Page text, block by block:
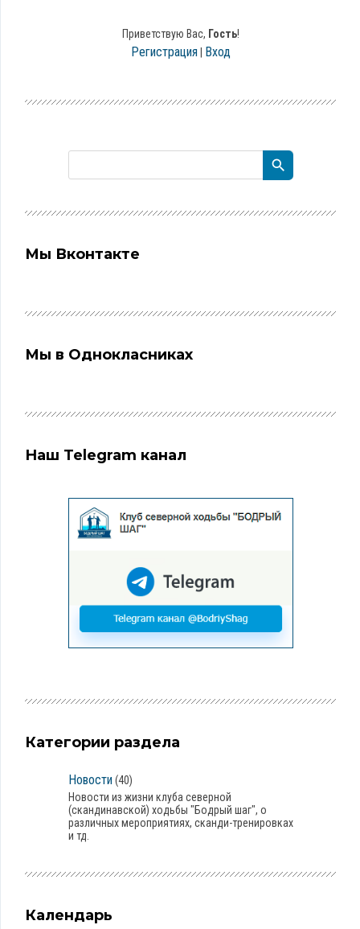
Приветствую Вас, Гость!
Регистрация| Вход
Мы Вконтакте
Мы в Однокласниках
Наш Telegram канал
Категории раздела
Новости (40)
Новости из жизни клуба северной
(скандинавской) ходьбы "Бодрый шаг", о
различных мероприятиях, сканди-тренировках
и тд.
Календарь